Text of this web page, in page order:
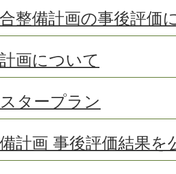
整備計画の事後評価
画について
タープラン
計画 事後評価結果を